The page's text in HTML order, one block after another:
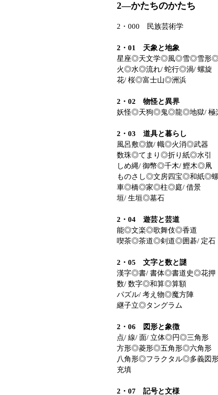
2—かたちのかたち
2・000 民族芸術学
2・01 天象と地象
星座◎天文学◎風◎雪◎雪形
火◎水◎流れ/ 蛇行◎渦/ 螺旋
花/ 桜◎富士山◎洲浜
2・02 物怪と異界
妖怪◎天狗◎鬼◎龍◎地獄/ 極
2・03 道具と暮らし
風呂敷◎旗/ 幟◎火消◎武器
数珠◎てまり◎折り紙◎水引
しめ縄/ 御幣◎千木/ 鰹木◎凧
ものさし◎文房四宝◎和紙◎
車◎橋◎家◎柱◎庭/ 借景
垣/ 生垣◎墓石
2・04 遊芸と芸道
能◎文楽◎歌舞伎◎香道
喫茶◎茶道◎剣道◎囲碁/ 定石
2・05 文字と数と謎
漢字◎書/ 書体◎書道史◎花押
数/ 数字◎和算◎算額
パズル/ 考え物◎魔方陣
継子立◎タングラム
2・06 図形と象徴
点/ 線/ 面/ 立体◎円◎三角形
方形◎菱形◎五角形◎六角形
八角形◎フラクタル◎多義図
充填
2・07 記号と文様